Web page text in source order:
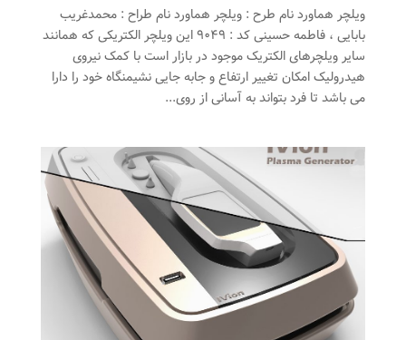
ویلچر هماورد نام طرح : ویلچر هماورد نام طراح : محمدغریب
بابایی ، فاطمه حسینی کد : ۹۰۴۹ این ویلچر الکتریکی که همانند
سایر ویلچرهای الکتریک موجود در بازار است با کمک نیروی
هیدرولیک امکان تغییر ارتفاع و جابه جایی نشیمنگاه خود را دارا
می باشد تا فرد بتواند به آسانی از روی...